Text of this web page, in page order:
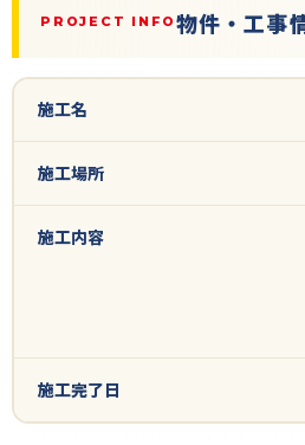
PROJECT INFO物件・工事
施工名
施工場所
施工内容
施工完了日